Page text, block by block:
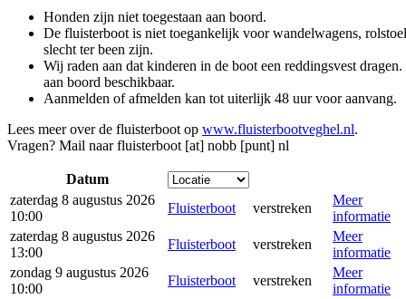
Honden zijn niet toegestaan aan boord.
De fluisterboot is niet toegankelijk voor wandelwagens,
slecht ter been zijn.
Wij raden aan dat kinderen in de boot een reddingsvest
aan boord beschikbaar.
Aanmelden of afmelden kan tot uiterlijk 48 uur voor aanvang.
Lees meer over de fluisterboot op www.fluisterbootveghel.nl.
Vragen? Mail naarfluisterboot [at] nobb [punt] nl
Datum
zaterdag 8 augustus 2026
10:00
Fluisterboot verstreken
Meer
informatie
zaterdag 8 augustus 2026
13:00
Fluisterboot verstreken
Meer
informatie
zondag 9 augustus 2026
10:00
Fluisterboot verstreken
Meer
informatie